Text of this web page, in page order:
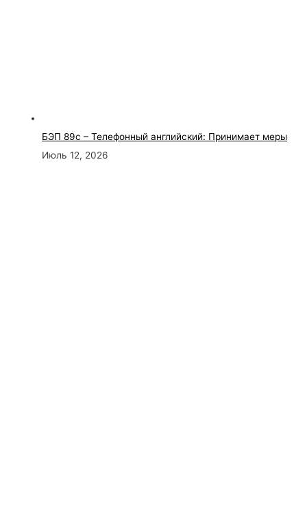
БЭП 89с – Телефонный английский: Принимает меры
Июль 12, 2026